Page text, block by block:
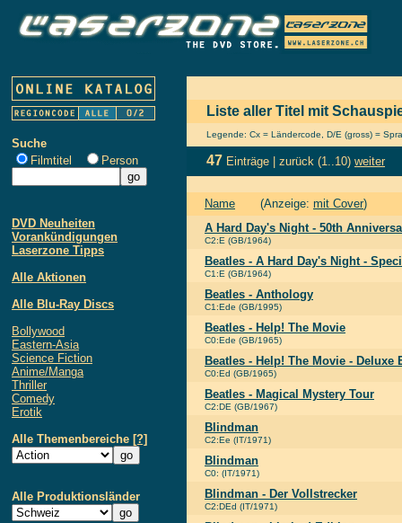
Suche
Filmtitel
Person
DVD Neuheiten
Vorankündigungen
Laserzone Tipps
Alle Aktionen
Alle Blu-Ray Discs
Bollywood
Eastern-Asia
Science Fiction
Anime/Manga
Thriller
Comedy
Erotik
Alle Themenbereiche [?]
Alle Produktionsländer
Liste aller Titel mit
Legende: Cx = Ländercode, D/E (gross) =
47 Einträge | zurück (1..10) weiter
Name (Anzeige: mit Cover)
A Hard Day's Night - 50th
C2:E (GB/1964)
Beatles - A Hard Day's Night -
C1:E (GB/1964)
Beatles - Anthology
C1:Ede (GB/1995)
Beatles - Help! The Movie
C0:Ede (GB/1965)
Beatles - Help! The Movie - Deluxe
C0:Ed (GB/1965)
Beatles - Magical Mystery Tour
C2:DE (GB/1967)
Blindman
C2:Ee (IT/1971)
Blindman
C0: (IT/1971)
Blindman - Der Vollstrecker
C2:DEd (IT/1971)